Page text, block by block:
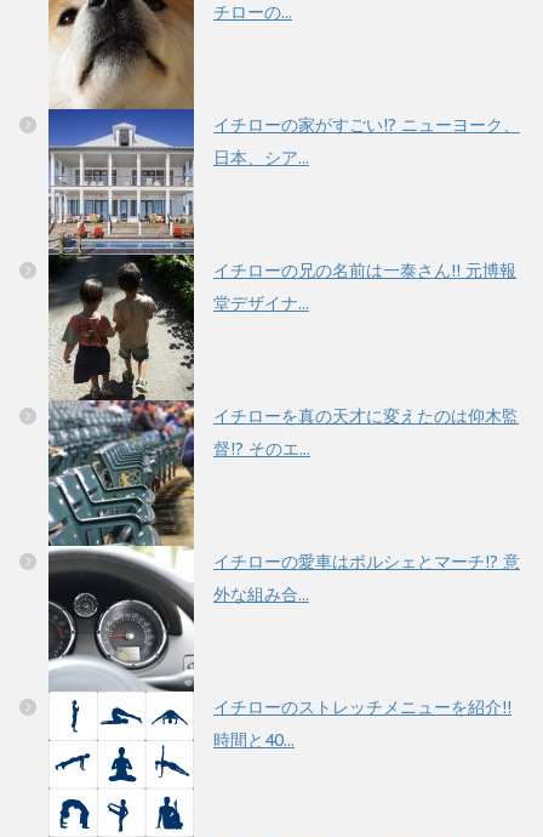
チローの...
イチローの家がすごい!? ニューヨーク、
日本、シア...
イチローの兄の名前は一泰さん!! 元博報
堂デザイナ...
イチローを真の天才に変えたのは仰木監
督!? そのエ...
イチローの愛車はポルシェとマーチ!? 意
外な組み合...
イチローのストレッチメニューを紹介!!
時間と40...